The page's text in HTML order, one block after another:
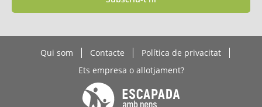
Qui som Contacte
Política de privacitat
Ets empresa o allotjament?